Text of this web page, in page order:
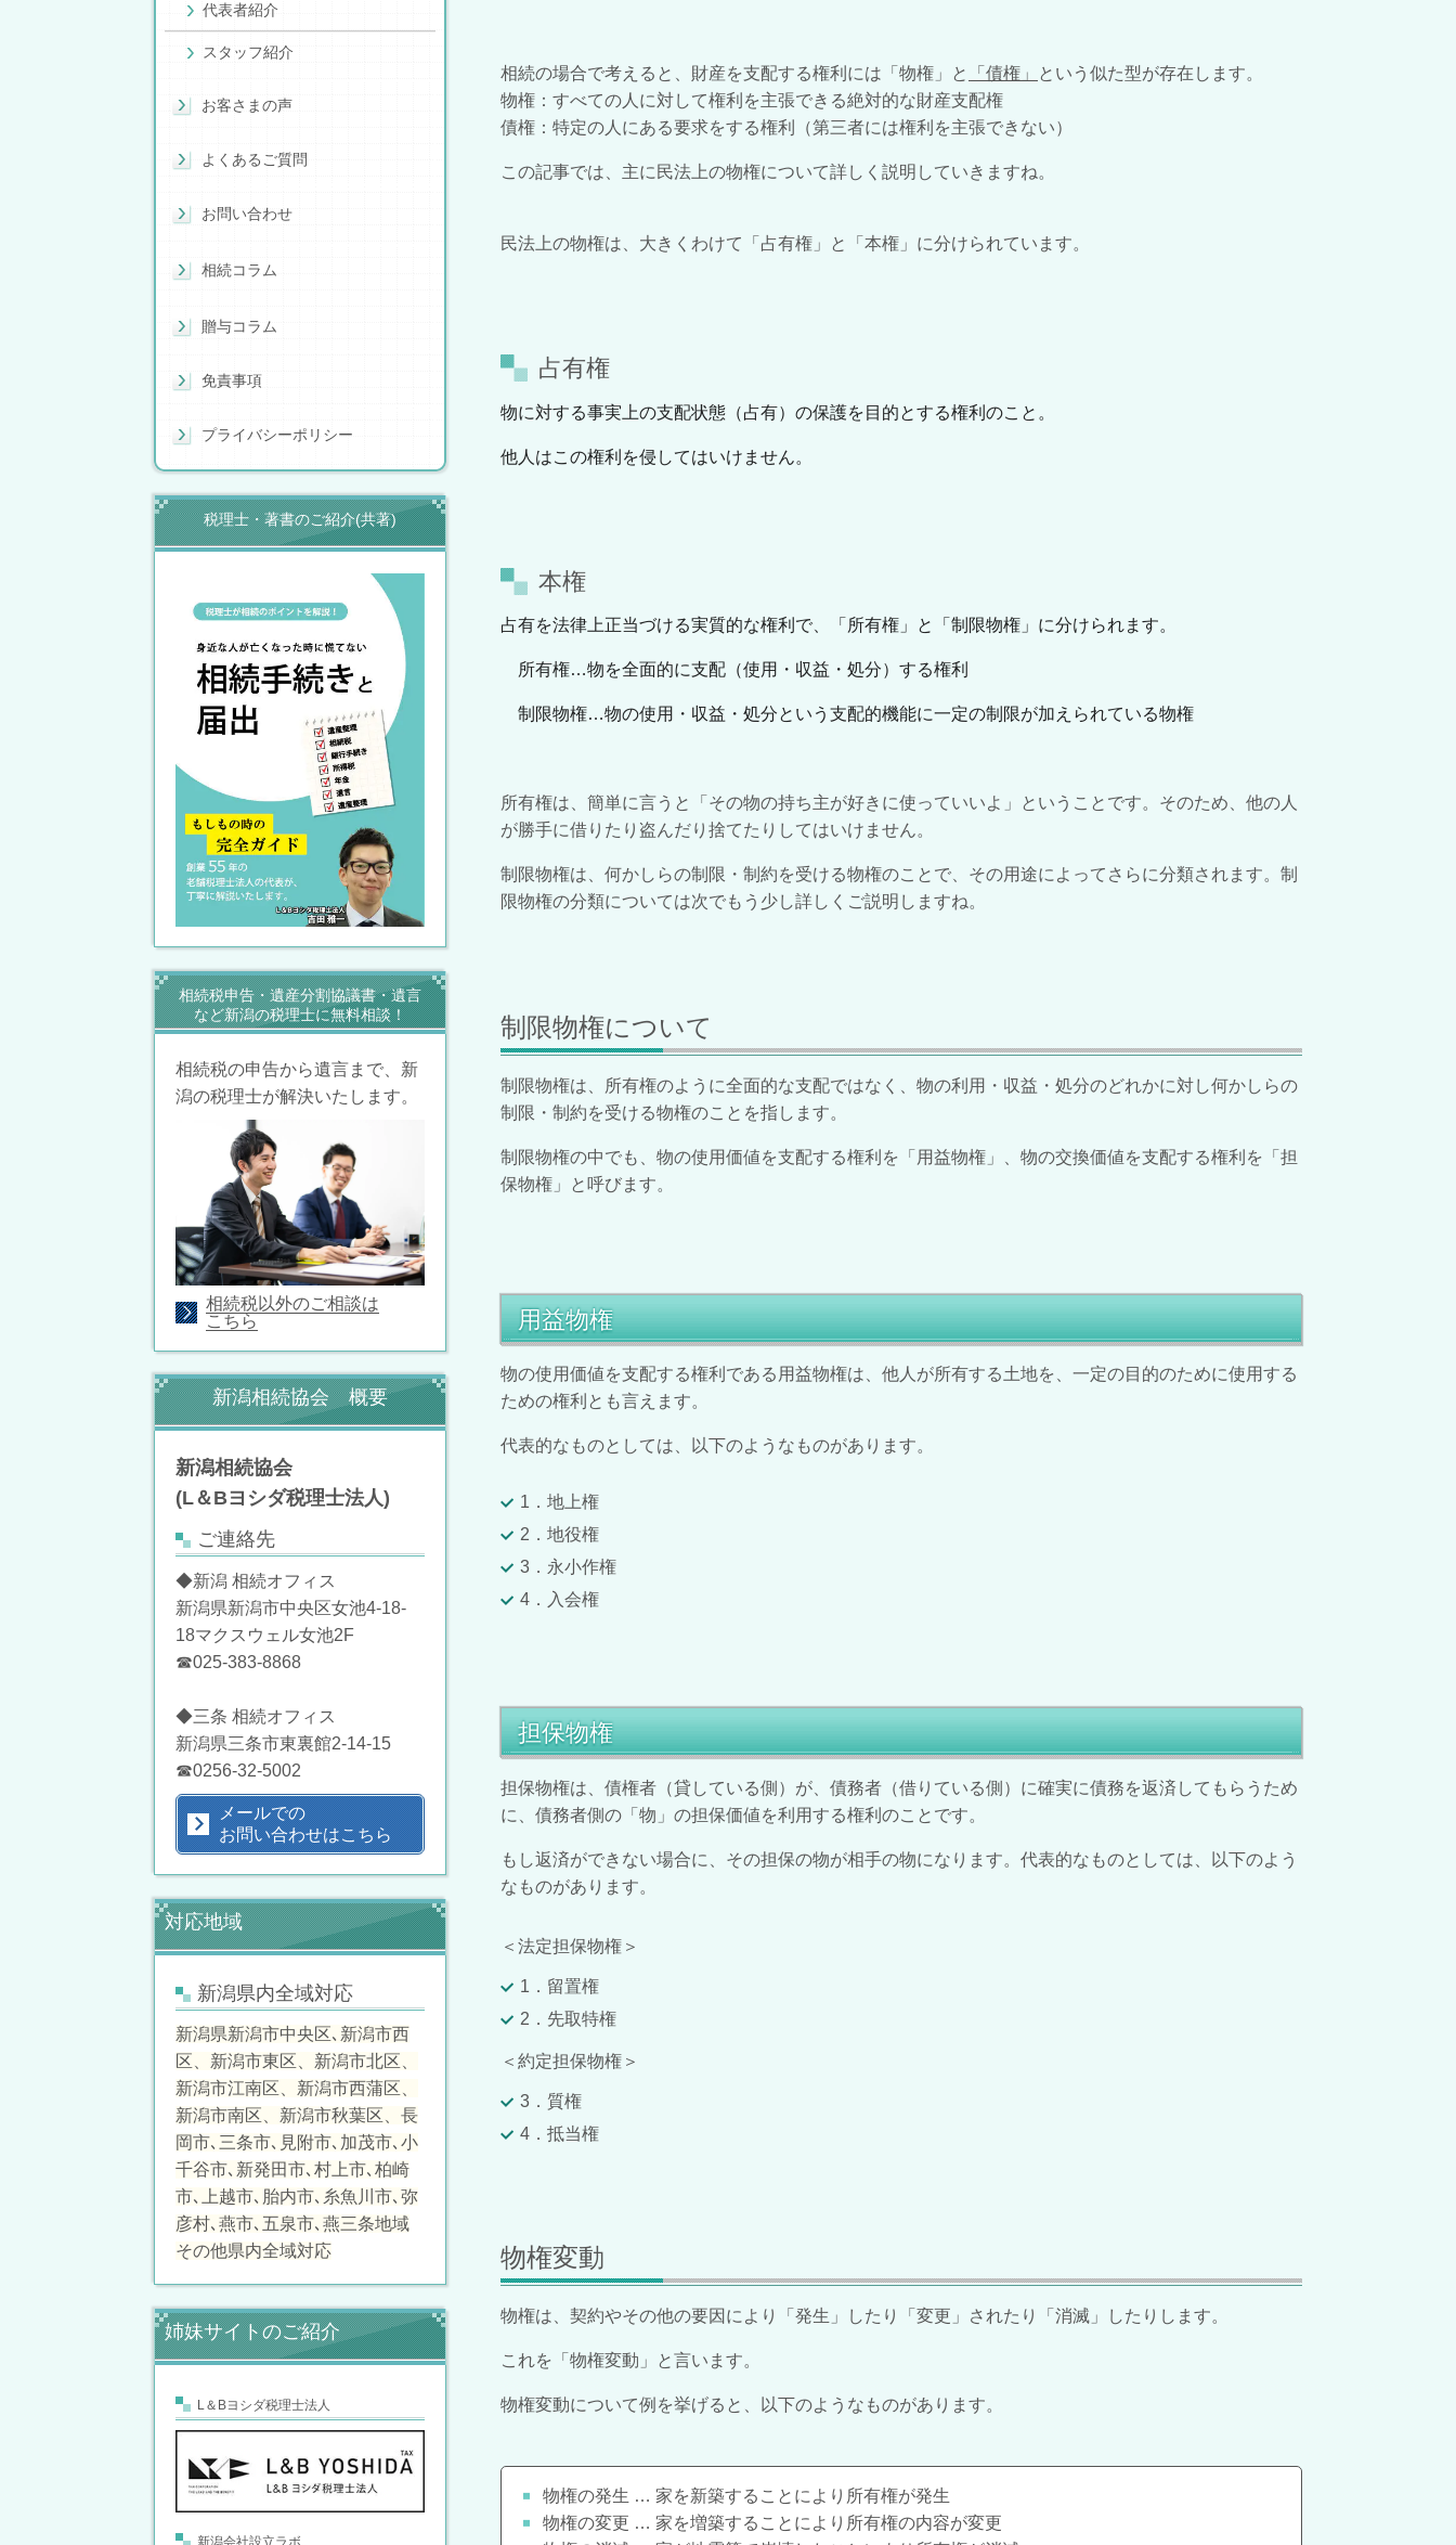
相続の場合で考えると、財産を支配する権利には「物権」と 「債権」
という似た型が存在します。
物権：すべての人に対して権利を主張できる絶対的な財産支配権
債権：特定の人にある要求をする権利（第三者には権利を主張できない）
この記事では、主に民法上の物権について詳しく説明していきますね。
民法上の物権は、大きくわけて「占有権」と「本権」に分けられています。
占有権
物に対する事実上の支配状態（占有）の保護を目的とする権利のこと。
他人はこの権利を侵してはいけません。
本権
占有を法律上正当づける実質的な権利で、「所有権」と「制限物権」に分けられます。
所有権…物を全面的に支配（使用・収益・処分）する権利
制限物権…物の使用・収益・処分という支配的機能に一定の制限が加えられている物権
所有権は、簡単に言うと「その物の持ち主が好きに使っていいよ」ということです。そのため、他の人
が勝手に借りたり盗んだり捨てたりしてはいけません。
制限物権は、何かしらの制限・制約を受ける物権のことで、その用途によってさらに分類されます。制
限物権の分類については次でもう少し詳しくご説明しますね。
制限物権について
制限物権は、所有権のように全面的な支配ではなく、物の利用・収益・処分のどれかに対し何かしらの
制限・制約を受ける物権のことを指します。
制限物権の中でも、物の使用価値を支配する権利を「用益物権」、物の交換価値を支配する権利を「担
保物権」と呼びます。
用益物権
物の使用価値を支配する権利である用益物権は、他人が所有する土地を、一定の目的のために使用する
ための権利とも言えます。
代表的なものとしては、以下のようなものがあります。
1．地上権
2．地役権
3．永小作権
4．入会権
担保物権
担保物権は、債権者（貸している側）が、債務者（借りている側）に確実に債務を返済してもらうため
に、債務者側の「物」の担保価値を利用する権利のことです。
もし返済ができない場合に、その担保の物が相手の物になります。代表的なものとしては、以下のよう
なものがあります。
＜法定担保物権＞
1．留置権
2．先取特権
＜約定担保物権＞
3．質権
4．抵当権
物権変動
物権は、契約やその他の要因により「発生」したり「変更」されたり「消滅」したりします。
これを「物権変動」と言います。
物権変動について例を挙げると、以下のようなものがあります。
物権の発生 … 家を新築することにより所有権が発生
物権の変更 … 家を増築することにより所有権の内容が変更
代表者紹介
スタッフ紹介
お客さまの声
よくあるご質問
お問い合わせ
相続コラム
贈与コラム
免責事項
プライバシーポリシー
税理士・著書のご紹介(共著)
相続税申告・遺産分割協議書・遺言
など新潟の税理士に無料相談！
相続税の申告から遺言まで、新
潟の税理士が解決いたします。
相続税以外のご相談は
こちら
新潟相続協会 概要
新潟相続協会
(L＆Bヨシダ税理士法人)
ご連絡先
◆新潟 相続オフィス
新潟県新潟市中央区女池4-18-
18マクスウェル女池2F
☎025-383-8868
◆三条 相続オフィス
新潟県三条市東裏館2-14-15
☎0256-32-5002
メールでの
お問い合わせはこちら
対応地域
新潟県内全域対応
新潟県新潟市中央区､新潟市西
区、新潟市東区、新潟市北区、
新潟市江南区、新潟市西蒲区、
新潟市南区、新潟市秋葉区、長
岡市､三条市､見附市､加茂市､小
千谷市､新発田市､村上市､柏崎
市､上越市､胎内市､糸魚川市､弥
彦村､燕市､五泉市､燕三条地域
その他県内全域対応
姉妹サイトのご紹介
L＆Bヨシダ税理士法人
新潟会社設立ラボ